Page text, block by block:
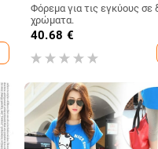
Φόρεμα για τις εγκύους σε δύο
χρώματα.
40.68 €